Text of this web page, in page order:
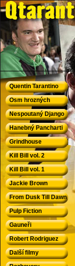
QTarantino.cz - Quentin
Quentin Tarantino
Osm hrozných
Nespoutaný Django
Hanebný Pancharti
Grindhouse
Kill Bill vol. 2
Kill Bill vol. 1
Jackie Brown
From Dusk Till Dawn
Pulp Fiction
Gauneři
Robert Rodriguez
Další filmy